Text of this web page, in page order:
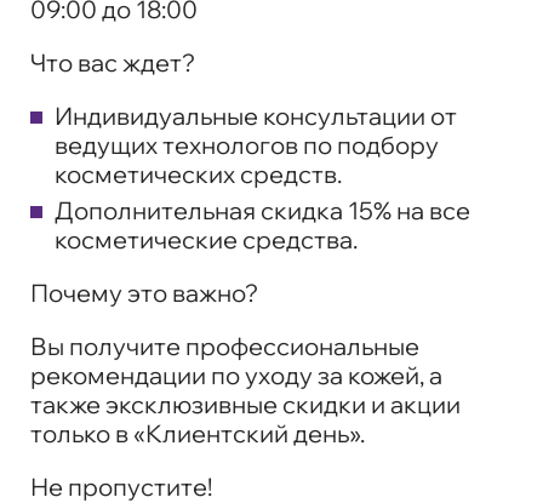
09:00 до 18:00
Что вас ждет?
Индивидуальные консультации от
ведущих технологов по подбору
косметических средств.
Дополнительная скидка 15% на все
косметические средства.
Почему это важно?
Вы получите профессиональные
рекомендации по уходу за кожей, а
также эксклюзивные скидки и акции
только в «Клиентский день».
Не пропустите!